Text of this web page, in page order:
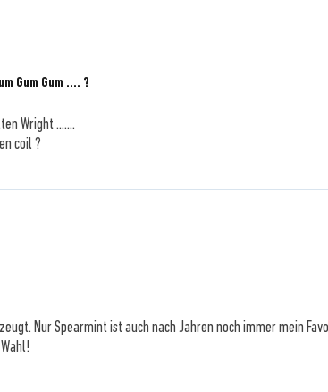
Gum Gum .... ?
Wright .......
coil ?
Nur Spearmint ist auch nach Jahren noch immer mein